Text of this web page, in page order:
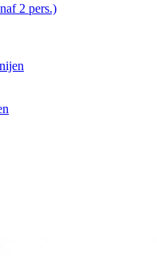
2 pers.)